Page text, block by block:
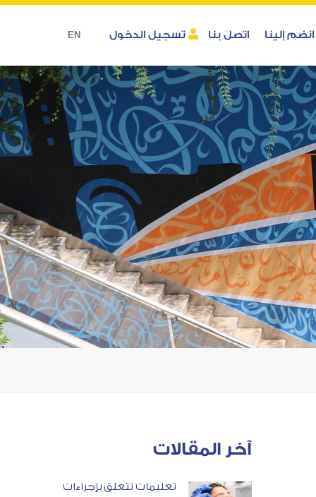
انضم إلينا اتصل بنا تسجيل الدخول EN
آخر المقالات
تعليمات تتعلق بإجراءات